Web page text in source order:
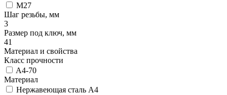
М27
Шаг резьбы, мм
3
Размер под ключ, мм
41
Материал и свойства
Класс прочности
A4-70
Материал
Нержавеющая сталь A4